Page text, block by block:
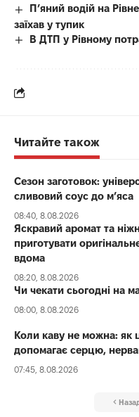
П’яний водій на
заїхав у тупик
В ДТП у Рівному
Читайте також
Сезон заготовок:
сливовий соус до мʼяса
08:40, 8.08.2026
Яскравий аромат та
приготувати
вдома
08:20, 8.08.2026
Чи чекати сьогодні на
08:00, 8.08.2026
Коли каву не можна: як
допомагає серцю,
07:45, 8.08.2026